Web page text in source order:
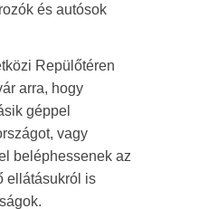
és autósok
Repülőtéren
arra, hogy
géppel
vagy
beléphessenek az
ellátásukról is